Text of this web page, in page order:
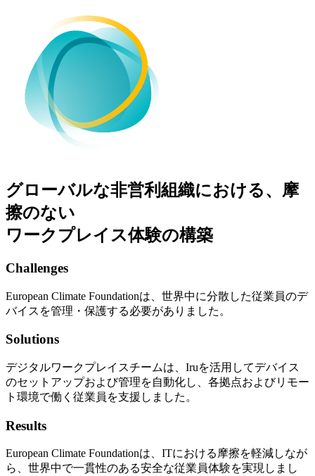
グローバルな非営利組織における、摩
擦のない
ワークプレイス体験の構築
Challenges
European Climate Foundationは、世界中に分散した従業員のデ
バイスを管理・保護する必要がありました。
Solutions
デジタルワークプレイスチームは、Iruを活用してデバイス
のセットアップおよび管理を自動化し、各拠点およびリモー
ト環境で働く従業員を支援しました。
Results
European Climate Foundationは、ITにおける摩擦を軽減しなが
ら、世界中で一貫性のある安全な従業員体験を実現しまし